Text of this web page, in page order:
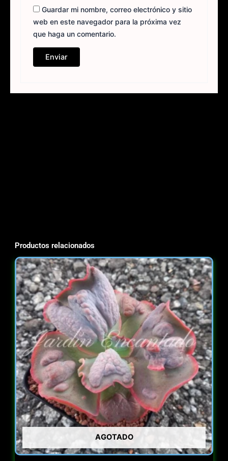
Guardar mi nombre, correo electrónico y sitio
web en este navegador para la próxima vez
que haga un comentario.
Productos relacionados
AGOTADO